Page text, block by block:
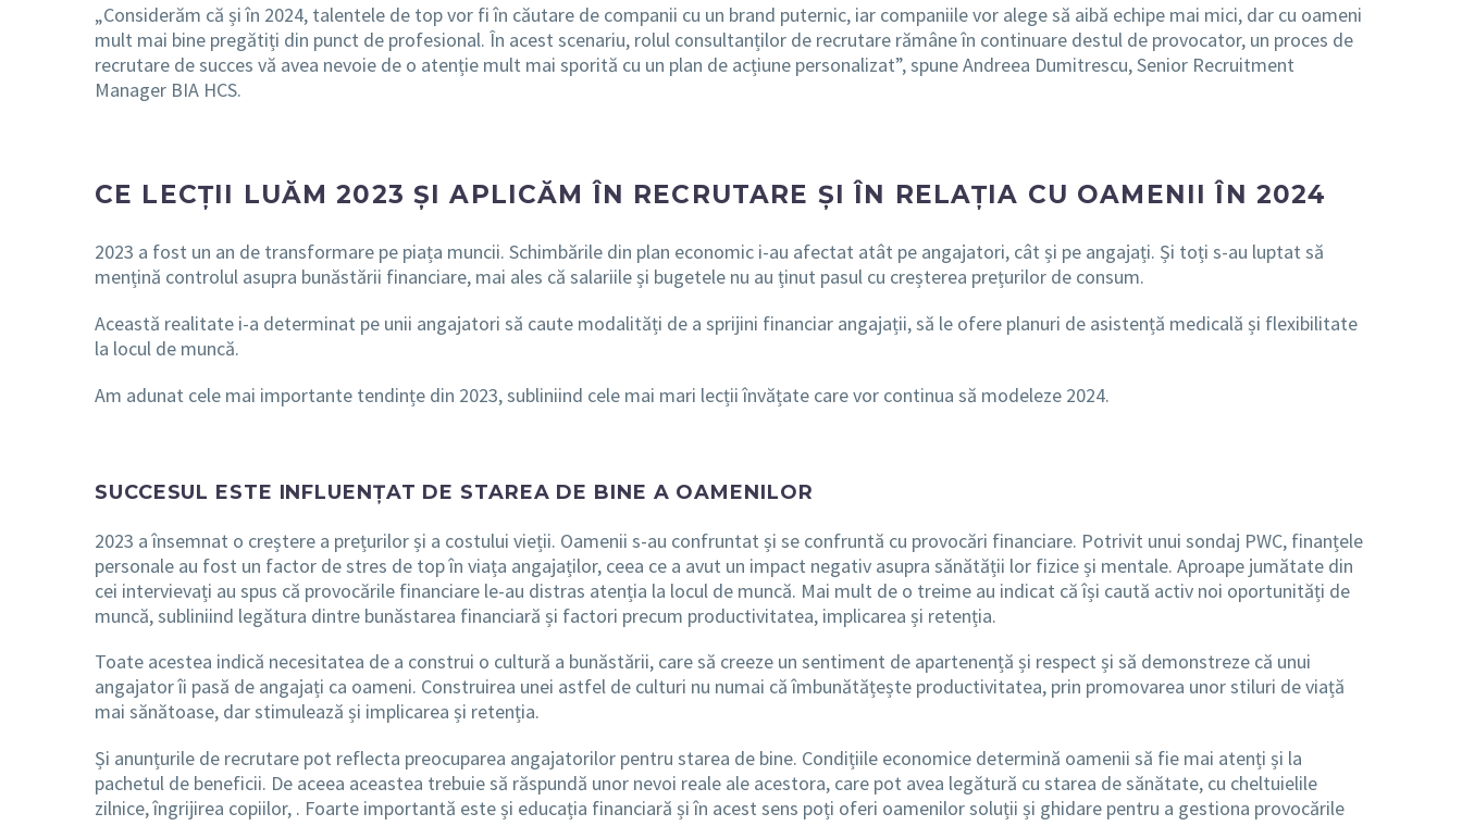
„Considerăm că și în 2024, talentele de top vor fi în căutare de companii cu un brand puternic, iar companiile vor alege să aibă echipe mai mici, dar cu oameni
mult mai bine pregătiți din punct de profesional. În acest scenariu, rolul consultanților de recrutare rămâne în continuare destul de provocator, un proces de
recrutare de succes vă avea nevoie de o atenție mult mai sporită cu un plan de acțiune personalizat”, spune Andreea Dumitrescu, Senior Recruitment
Manager BIA HCS.
CE LECȚII LUĂM 2023 ȘI APLICĂM ÎN RECRUTARE ȘI ÎN RELAȚIA CU OAMENII ÎN 2024
2023 a fost un an de transformare pe piața muncii. Schimbările din plan economic i-au afectat atât pe angajatori, cât și pe angajați. Și toți s-au luptat să
mențină controlul asupra bunăstării financiare, mai ales că salariile și bugetele nu au ținut pasul cu creșterea prețurilor de consum.
Această realitate i-a determinat pe unii angajatori să caute modalități de a sprijini financiar angajații, să le ofere planuri de asistență medicală și flexibilitate
la locul de muncă.
Am adunat cele mai importante tendințe din 2023, subliniind cele mai mari lecții învățate care vor continua să modeleze 2024.
SUCCESUL ESTE INFLUENȚAT DE STAREA DE BINE A OAMENILOR
2023 a însemnat o creștere a prețurilor și a costului vieții. Oamenii s-au confruntat și se confruntă cu provocări financiare. Potrivit unui sondaj PWC, finanțele
personale au fost un factor de stres de top în viața angajaților, ceea ce a avut un impact negativ asupra sănătății lor fizice și mentale. Aproape jumătate din
cei intervievați au spus că provocările financiare le-au distras atenția la locul de muncă. Mai mult de o treime au indicat că își caută activ noi oportunități de
muncă, subliniind legătura dintre bunăstarea financiară și factori precum productivitatea, implicarea și retenția.
Toate acestea indică necesitatea de a construi o cultură a bunăstării, care să creeze un sentiment de apartenență și respect și să demonstreze că unui
angajator îi pasă de angajați ca oameni. Construirea unei astfel de culturi nu numai că îmbunătățește productivitatea, prin promovarea unor stiluri de viață
mai sănătoase, dar stimulează și implicarea și retenția.
Și anunțurile de recrutare pot reflecta preocuparea angajatorilor pentru starea de bine. Condițiile economice determină oamenii să fie mai atenți și la
pachetul de beneficii. De aceea aceastea trebuie să răspundă unor nevoi reale ale acestora, care pot avea legătură cu starea de sănătate, cu cheltuielile
zilnice, îngrijirea copiilor, . Foarte importantă este și educația financiară și în acest sens poți oferi oamenilor soluții și ghidare pentru a gestiona provocările